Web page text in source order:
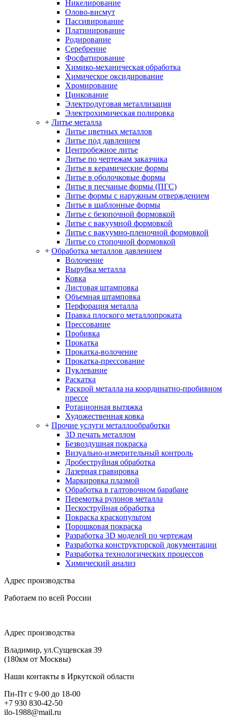
Никелирование
Олово-висмут
Пассивирование
Платинирование
Родирование
Серебрение
Фосфатирование
Химико-механическая обработка
Химическое оксидирование
Хромирование
Цинкование
Электродуговая металлизация
Электрохимическая полировка
+ Литье металла
Литье цветных металлов
Литье под давлением
Центробежное литье
Литье по чертежам заказчика
Литье в керамические формы
Литье в оболочковые формы
Литье в песчаные формы (ПГС)
Литье формы с наружным отверждением
Литье в шаблонные формы
Литье с безопочной формовкой
Литье с вакуумной формовкой
Литье с вакуумно-пленочной формовкой
Литье со стопочной формовкой
+ Обработка металлов давлением
Волочение
Вырубка металла
Ковка
Листовая штамповка
Объемная штамповка
Перфорация металла
Правка плоского металлопроката
Прессование
Пробивка
Прокатка
Прокатка-волочение
Прокатка-прессование
Пуклевание
Раскатка
Раскрой металла на координатно-пробивном
прессе
Ротационная вытяжка
Художественная ковка
+ Прочие услуги металлообработки
3D печать металлом
Безвоздушная покраска
Визуально-измерительный контроль
Дробеструйная обработка
Лазерная гравировка
Маркировка плазмой
Обработка в галтовочном барабане
Перемотка рулонов металла
Пескоструйная обработка
Покраска краскопультом
Порошковая покраска
Разработка 3D моделей по чертежам
Разработка конструкторской документации
Разработка технологических процессов
Химический анализ
Адрес производства
Работаем по всей России
Адрес производства
Владимир, ул.Сущевская 39
(180км от Москвы)
Наши контакты в Иркутской области
Пн-Пт с 9-00 до 18-00
+7 930 830-42-50
ilo-1988@mail.ru